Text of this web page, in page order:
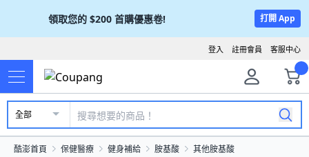
領取您的 $200 首購優惠卷! 打開 App
客服中心
註冊會員
登入
全部
酷澎首頁 保健醫療 健身補給 胺基酸 其他胺基酸